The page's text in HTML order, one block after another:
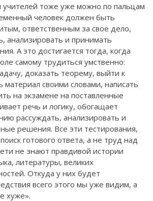
тоже уже можно по пальцам
человек должен быть
ответственным за свое дело,
и принимать
А это достигается тогда, когда
самому трудиться умственно:
доказать теорему, выйти к
материал своими словами, написать
на экзамене на поставленные
речь и логику, обогащает
рассуждать, анализировать и
решения. Все эти тестирования,
готового ответа, а не труд над
не знают правдивой истории
литературы, великих
Откуда у них будет
всего этого мы уже видим, а
хуже».